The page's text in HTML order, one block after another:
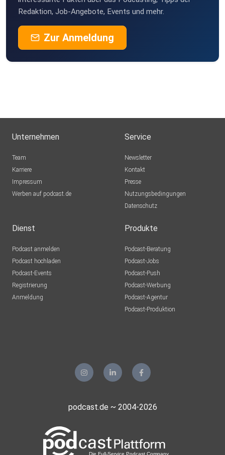
Redaktion, Job-Angebote, Events und mehr.
Zur Anmeldung
Unternehmen
Team
Karriere
Impressum
Werben auf podcast.de
Service
Newsletter
Kontakt
Presse
Nutzungsbedingungen
Datenschutz
Dienst
Podcast anmelden
Podcast hochladen
Podcast-Events
Registrierung
Anmeldung
Produkte
Podcast-Beratung
Podcast-Jobs
Podcast-Push
Podcast-Werbung
Podcast-Agentur
Podcast-Produktion
podcast.de ~ 2004-2026